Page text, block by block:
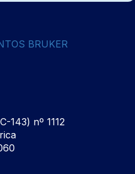
143) nº 1112